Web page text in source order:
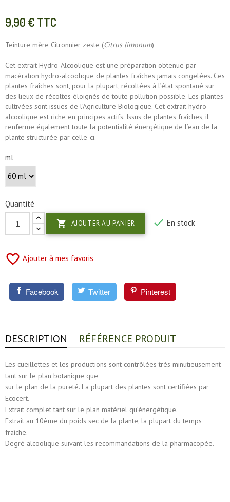
9,90 € TTC
Teinture mère Citronnier zeste (Citrus limonum)
Cet extrait Hydro-Alcoolique est une préparation obtenue par
macération hydro-alcoolique de plantes fraîches jamais congelées. Ces
plantes fraîches sont, pour la plupart, récoltées à l’état spontané sur
des lieux de récoltes éloignés de toute pollution possible. Les plantes
cultivées sont issues de l’Agriculture Biologique. Cet extrait hydro-
alcoolique est riche en principes actifs. Issus de plantes fraîches, il
renferme également toute la potentialité énergétique de l’eau de la
plante structurée par celle-ci.
ml
Quantité
 AJOUTER AU PANIER  En stock
favorite_border Ajouter à mes favoris
Facebook Twitter Pinterest
DESCRIPTION RÉFÉRENCE PRODUIT
Les cueillettes et les productions sont contrôlées très minutieusement
tant sur le plan botanique que
sur le plan de la pureté. La plupart des plantes sont certifiées par
Ecocert.
Extrait complet tant sur le plan matériel qu’énergétique.
Extrait au 10ème du poids sec de la plante, la plupart du temps
fraîche.
Degré alcoolique suivant les recommandations de la pharmacopée.